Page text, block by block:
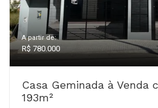
A partir de:
R$ 780.000
Casa Geminada à Venda
193m²